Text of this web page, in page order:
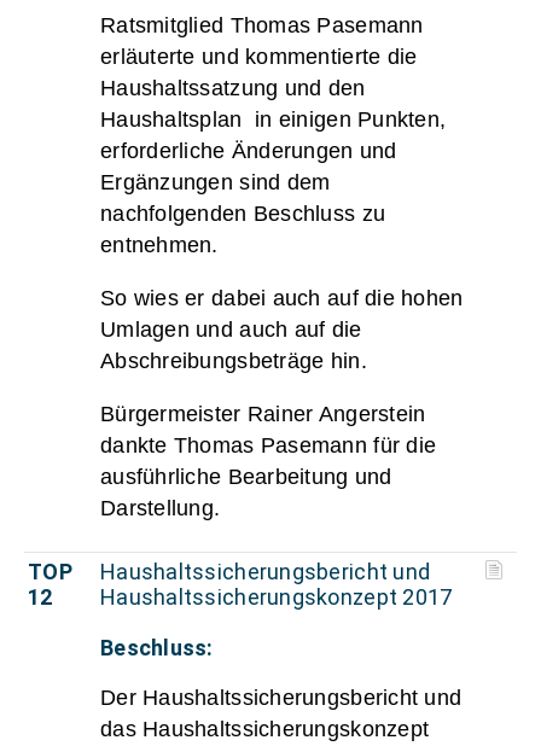
Ratsmitglied Thomas Pasemann
erläuterte und kommentierte die
Haushaltssatzung und den
Haushaltsplan in einigen Punkten,
erforderliche Änderungen und
Ergänzungen sind dem
nachfolgenden Beschluss zu
entnehmen.
So wies er dabei auch auf die hohen
Umlagen und auch auf die
Abschreibungsbeträge hin.
Bürgermeister Rainer Angerstein
dankte Thomas Pasemann für die
ausführliche Bearbeitung und
Darstellung.
TOP
12
Haushaltssicherungsbericht und
Haushaltssicherungskonzept 2017
Beschluss:
Der Haushaltssicherungsbericht und
das Haushaltssicherungskonzept